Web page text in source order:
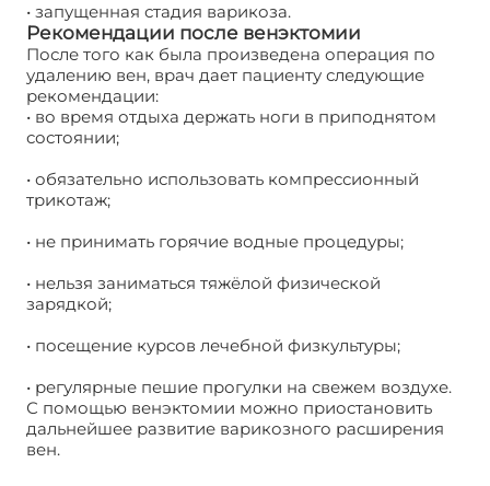
• запущенная стадия варикоза.
Рекомендации после венэктомии
После того как была произведена операция по
удалению вен, врач дает пациенту следующие
рекомендации:
• во время отдыха держать ноги в приподнятом
состоянии;
• обязательно использовать компрессионный
трикотаж;
• не принимать горячие водные процедуры;
• нельзя заниматься тяжёлой физической
зарядкой;
• посещение курсов лечебной физкультуры;
• регулярные пешие прогулки на свежем воздухе.
С помощью венэктомии можно приостановить
дальнейшее развитие варикозного расширения
вен.